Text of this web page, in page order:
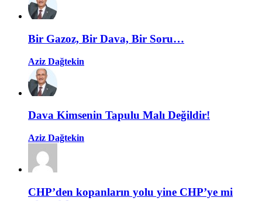
Bir Gazoz, Bir Dava, Bir Soru…
Aziz Dağtekin
Dava Kimsenin Tapulu Malı Değildir!
Aziz Dağtekin
CHP’den kopanların yolu yine CHP’ye mi